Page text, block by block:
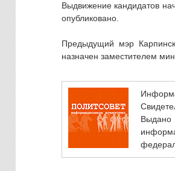
Выдвижение кандидатов
опубликовано.
Предыдущий мэр
назначен заместителем